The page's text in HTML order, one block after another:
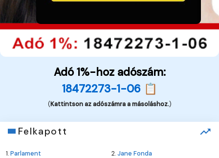
Adó 1%-hoz adószám:
18472273-1-06 📋
(Kattintson az adószámra a másoláshoz.)
Felkapott
1.Parlament 2.Jane Fonda